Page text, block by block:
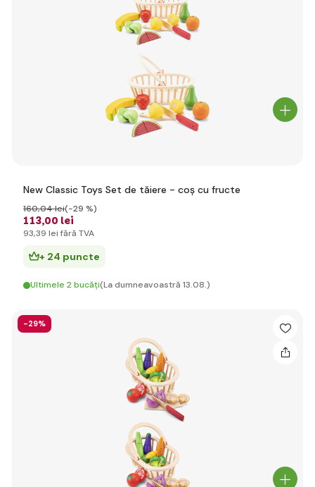
New Classic Toys Set de tăiere - coș cu fructe
113,00 lei
160,04 lei(-29 %)
93,39 lei fără TVA
+ 24 puncte
Ultimele 2 bucăți(La dumneavoastră 13.08.)
-29%